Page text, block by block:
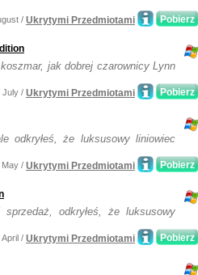
Pobierz
/ Ukrytymi Przedmiotami
jak dobrej czarownicy Lynn
Pobierz
July / Ukrytymi Przedmiotami
odkryłeś, że luksusowy liniowiec
Pobierz
May / Ukrytymi Przedmiotami
odkryłeś, że luksusowy
Pobierz
April / Ukrytymi Przedmiotami